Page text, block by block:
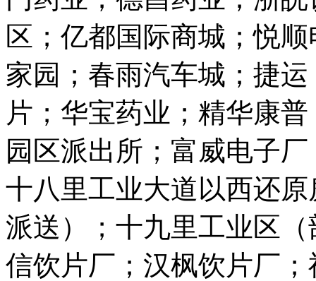
区；亿都国际商城；悦
家园；春雨汽车城；捷
片；华宝药业；精华康
园区派出所；富威电子
十八里工业大道以西还
派送）；十九里工业区
信饮片厂；汉枫饮片厂